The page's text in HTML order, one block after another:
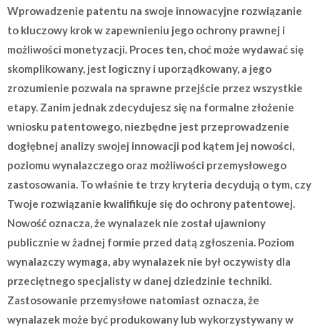
Wprowadzenie patentu na swoje innowacyjne rozwiązanie
to kluczowy krok w zapewnieniu jego ochrony prawnej i
możliwości monetyzacji. Proces ten, choć może wydawać się
skomplikowany, jest logiczny i uporządkowany, a jego
zrozumienie pozwala na sprawne przejście przez wszystkie
etapy. Zanim jednak zdecydujesz się na formalne złożenie
wniosku patentowego, niezbędne jest przeprowadzenie
dogłębnej analizy swojej innowacji pod kątem jej nowości,
poziomu wynalazczego oraz możliwości przemysłowego
zastosowania. To właśnie te trzy kryteria decydują o tym, czy
Twoje rozwiązanie kwalifikuje się do ochrony patentowej.
Nowość oznacza, że wynalazek nie został ujawniony
publicznie w żadnej formie przed datą zgłoszenia. Poziom
wynalazczy wymaga, aby wynalazek nie był oczywisty dla
przeciętnego specjalisty w danej dziedzinie techniki.
Zastosowanie przemysłowe natomiast oznacza, że
wynalazek może być produkowany lub wykorzystywany w